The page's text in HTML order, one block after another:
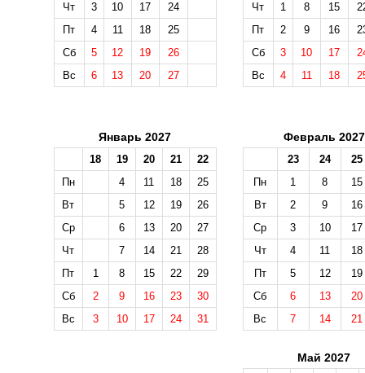
Чт
3 10 17
24
Пт
4 11 18
25
Сб
5 12 19
26
Вс
6 13 20 27
Чт
1 8 15
Пт
2 9 16
Сб
3 10 17
Вс
4 11 18
Январь 2027
18 19 20 21
22
Пн
4 11 18
25
Вт
5 12 19
26
Ср
6 13 20
27
Чт
7 14 21
28
Пт
1 8 15 22
29
Сб
2 9 16 23
30
Вс
3 10 17 24 31
Февраль 2027
23 24
25
Пн
1 8
15
Вт
2 9
16
Ср
3 10
17
Чт
4 11
18
Пт
5 12
19
Сб
6 13
20
Вс
7 14 21
Май 2027